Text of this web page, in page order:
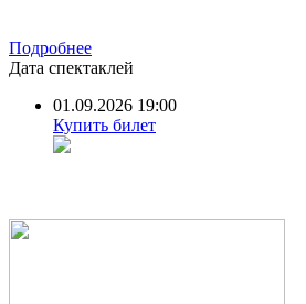
Подробнее
Дата спектаклей
01.09.2026 19:00
Купить билет